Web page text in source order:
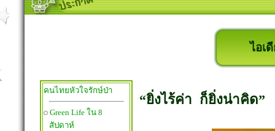
ไอเ
คนไทยหัวใจรักษ์ป่า
Green Life ใน 8
สัปดาห์
“ยิ่งไร้ค่า ก็ยิ่งน่าคิด”